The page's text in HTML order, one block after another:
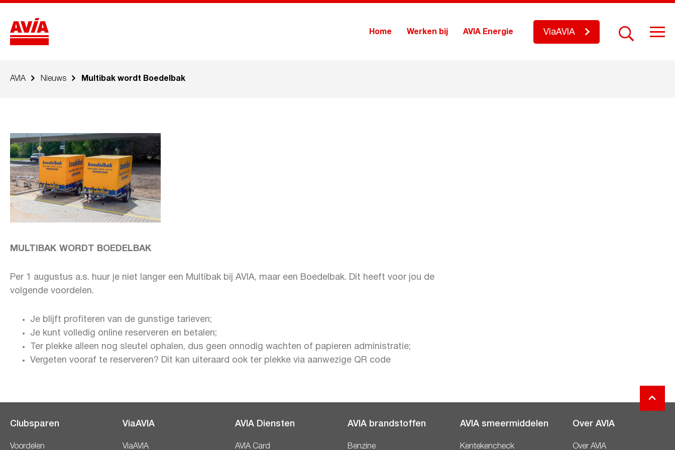
Home Werken bij AVIA Energie ViaAVIA
AVIA Nieuws Multibak wordt Boedelbak
MULTIBAK WORDT BOEDELBAK
Per 1 augustus a.s. huur je niet langer een Multibak bij AVIA, maar een Boedelbak. Dit heeft voor jou de
volgende voordelen.
Je blijft profiteren van de gunstige tarieven;
Je kunt volledig online reserveren en betalen;
Ter plekke alleen nog sleutel ophalen, dus geen onnodig wachten of papieren administratie;
Vergeten vooraf te reserveren? Dit kan uiteraard ook ter plekke via aanwezige QR code
Clubsparen
Voordelen
ViaAVIA
ViaAVIA
AVIA Diensten
AVIA Card
AVIA brandstoffen
Benzine
AVIA smeermiddelen
Kentekencheck
Over AVIA
Over AVIA